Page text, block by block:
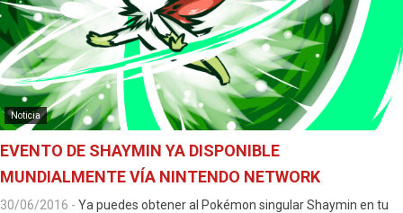
Noticia
EVENTO DE SHAYMIN YA DISPONIBLE
MUNDIALMENTE VÍA NINTENDO NETWORK
30/06/2016 - Ya puedes obtener al Pokémon singular Shaymin en tu